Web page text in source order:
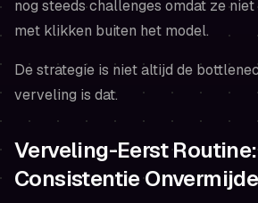
nog steeds challenges omdat ze
met klikken buiten het model.
De strategie is niet altijd de
verveling is dat.
Verveling-Eerst
Consistentie